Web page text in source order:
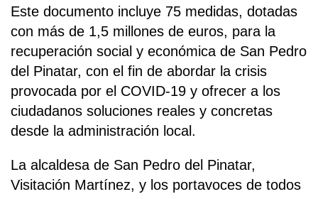
Este documento incluye 75 medidas, dotadas
con más de 1,5 millones de euros, para la
recuperación social y económica de San Pedro
del Pinatar, con el fin de abordar la crisis
provocada por el COVID-19 y ofrecer a los
ciudadanos soluciones reales y concretas
desde la administración local.
La alcaldesa de San Pedro del Pinatar,
Visitación Martínez, y los portavoces de todos